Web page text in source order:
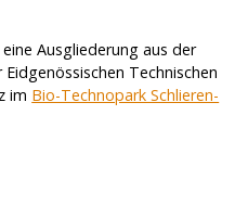
Ausgliederung aus der
Eidgenössischen Technischen
im Bio-Technopark Schlieren-